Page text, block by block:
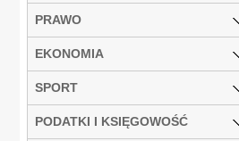
PRAWO
EKONOMIA
SPORT
PODATKI I KSIĘGOWOŚĆ